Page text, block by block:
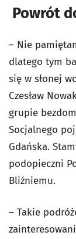
Powrót
– Nie
dlatego tym
się w słonej
Czesław
grupie
Socjalnego
Gdańska.
podopieczni
Bliźniemu.
– Takie